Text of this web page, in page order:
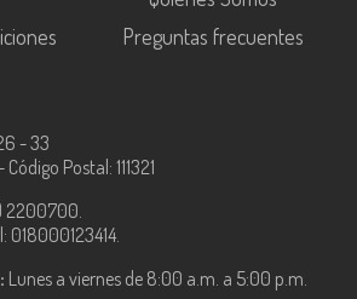
Preguntas frecuentes
- 33
Postal: 111321
2200700.
Lunes a viernes de 8:00 a.m. a 5:00 p.m.